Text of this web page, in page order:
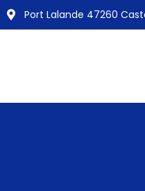
Port Lalande 47260